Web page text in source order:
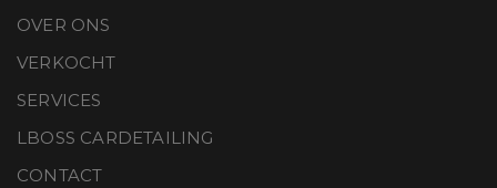
OVER ONS
VERKOCHT
SERVICES
LBOSS CARDETAILING
CONTACT